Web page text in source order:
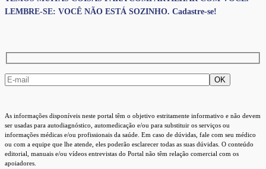
LEMBRE-SE: VOCÊ NÃO ESTÁ SOZINHO. Cadastre-se!
As informações disponíveis neste portal têm o objetivo estritamente informativo e não devem
ser usadas para autodiagnóstico, automedicação e/ou para substituir os serviços ou
informações médicas e/ou profissionais da saúde. Em caso de dúvidas, fale com seu médico
ou com a equipe que lhe atende, eles poderão esclarecer todas as suas dúvidas. O conteúdo
editorial, manuais e/ou vídeos entrevistas do Portal não têm relação comercial com os
apoiadores.